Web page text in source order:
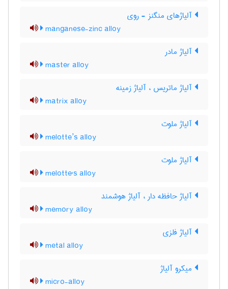
آلیاژهای منگنز - روی
manganese-zinc alloy
آلیاژ مادر
master alloy
آلیاژ ماتریس ، آلیاژ زمینه
matrix alloy
آلیاژ ملوت
melotte’s alloy
آلیاژ ملوت
melotte's alloy
آلیاژ حافظه دار ، آلیاژ هوشمند
memory alloy
آلیاژ فلزی
metal alloy
میکرو آلیاژ
micro-alloy